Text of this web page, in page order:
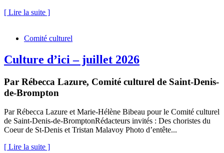
[ Lire la suite ]
Comité culturel
Culture d’ici – juillet 2026
Par Rébecca Lazure, Comité culturel de Saint-Denis-
de-Brompton
Par Rébecca Lazure et Marie-Hélène Bibeau pour le Comité culturel
de Saint-Denis-de-BromptonRédacteurs invités : Des choristes du
Coeur de St-Denis et Tristan Malavoy Photo d’entête...
[ Lire la suite ]